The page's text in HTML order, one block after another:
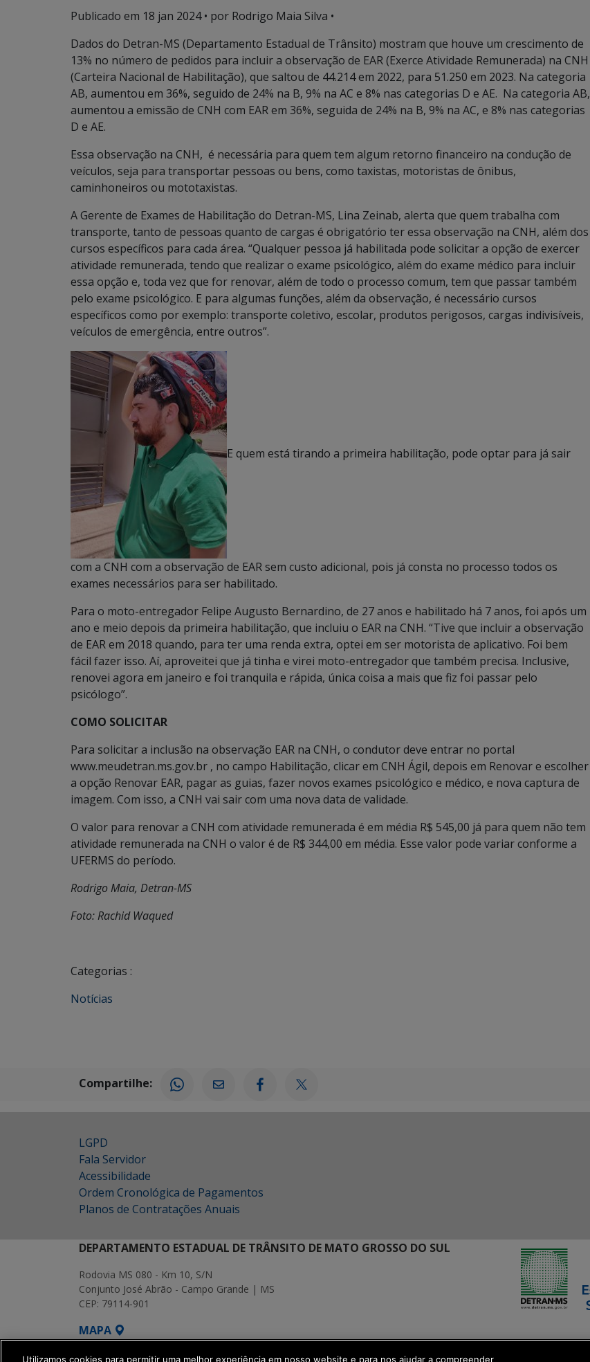
Publicado em 18 jan 2024• por Rodrigo Maia Silva •
Dados do Detran-MS (Departamento Estadual de Trânsito) mostram que houve um crescimento de
13% no número de pedidos para incluir a observação de EAR (Exerce Atividade Remunerada) na CNH
(Carteira Nacional de Habilitação), que saltou de 44.214 em 2022, para 51.250 em 2023. Na categoria
AB, aumentou em 36%, seguido de 24% na B, 9% na AC e 8% nas categorias D e AE. Na categoria AB,
aumentou a emissão de CNH com EAR em 36%, seguida de 24% na B, 9% na AC, e 8% nas categorias
D e AE.
Essa observação na CNH, é necessária para quem tem algum retorno financeiro na condução de
veículos, seja para transportar pessoas ou bens, como taxistas, motoristas de ônibus,
caminhoneiros ou mototaxistas.
A Gerente de Exames de Habilitação do Detran-MS, Lina Zeinab, alerta que quem trabalha com
transporte, tanto de pessoas quanto de cargas é obrigatório ter essa observação na CNH, além dos
cursos específicos para cada área. “Qualquer pessoa já habilitada pode solicitar a opção de exercer
atividade remunerada, tendo que realizar o exame psicológico, além do exame médico para incluir
essa opção e, toda vez que for renovar, além de todo o processo comum, tem que passar também
pelo exame psicológico. E para algumas funções, além da observação, é necessário cursos
específicos como por exemplo: transporte coletivo, escolar, produtos perigosos, cargas indivisíveis,
veículos de emergência, entre outros”.
E quem está tirando a primeira habilitação, pode optar para já sair
com a CNH com a observação de EAR sem custo adicional, pois já consta no processo todos os
exames necessários para ser habilitado.
Para o moto-entregador Felipe Augusto Bernardino, de 27 anos e habilitado há 7 anos, foi após um
ano e meio depois da primeira habilitação, que incluiu o EAR na CNH. “Tive que incluir a observação
de EAR em 2018 quando, para ter uma renda extra, optei em ser motorista de aplicativo. Foi bem
fácil fazer isso. Aí, aproveitei que já tinha e virei moto-entregador que também precisa. Inclusive,
renovei agora em janeiro e foi tranquila e rápida, única coisa a mais que fiz foi passar pelo
psicólogo”.
COMO SOLICITAR
Para solicitar a inclusão na observação EAR na CNH, o condutor deve entrar no portal
www.meudetran.ms.gov.br , no campo Habilitação, clicar em CNH Ágil, depois em Renovar e escolher
a opção Renovar EAR, pagar as guias, fazer novos exames psicológico e médico, e nova captura de
imagem. Com isso, a CNH vai sair com uma nova data de validade.
O valor para renovar a CNH com atividade remunerada é em média R$ 545,00 já para quem não tem
atividade remunerada na CNH o valor é de R$ 344,00 em média. Esse valor pode variar conforme a
UFERMS do período.
Rodrigo Maia, Detran-MS
Foto: Rachid Waqued
Categorias :
Notícias
Compartilhe:
LGPD
Fala Servidor
Acessibilidade
Ordem Cronológica de Pagamentos
Planos de Contratações Anuais
DEPARTAMENTO ESTADUAL DE TRÂNSITO DE MATO GROSSO DO SUL
Rodovia MS 080 - Km 10, S/N
Conjunto José Abrão - Campo Grande | MS
CEP: 79114-901
MAPA
SETDIG | Secretaria-Executiva de Transformação Digital
Utilizamos cookies para permitir uma melhor experiência em nosso website e para nos ajudar a compreender